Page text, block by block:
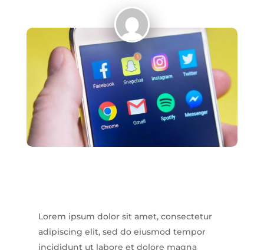
Lorem ipsum dolor sit amet, consectetur
adipiscing elit, sed do eiusmod tempor
incididunt ut labore et dolore magna